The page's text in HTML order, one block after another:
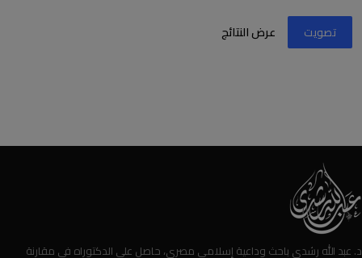
تصويت عرض النتائج
د. عبد الله رشدي باحث وداعية إسلامي مصري، حاصل على الدكتوراه في مقارنة